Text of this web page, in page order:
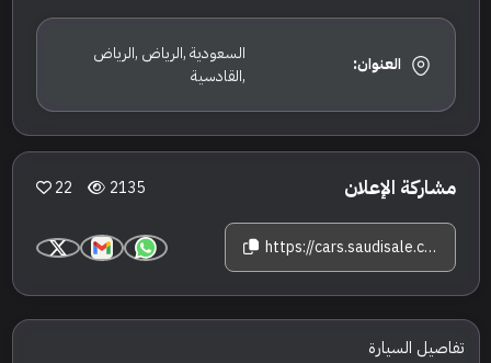
العنوان:
السعودية ,الرياض ,الرياض
,القادسية
مشاركة الإعلان 2135
22
https://cars.saudisale.com/listings/01AaAe/2020-%D9%83%D8%B1%D8%A7%D9%8A%D8%B3%D9%84%D8%B1-300-%D8%A7%D8%B3
تفاصيل السيارة